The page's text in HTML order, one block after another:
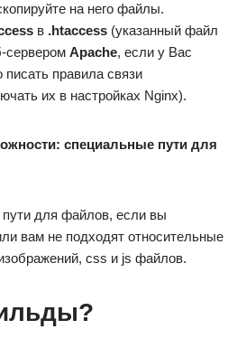
на него файлы.
в .htaccess (указанный файл
сервером Apache, если у Вас
писать правила связи
их в настройках Nginx).
специальные пути для
для файлов, если вы
вам не подходят относительные
css и js файлов.